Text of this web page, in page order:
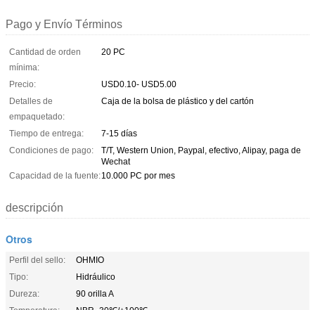
Pago y Envío Términos
Cantidad de orden
mínima:
20 PC
Precio:
USD0.10- USD5.00
Detalles de
empaquetado:
Caja de la bolsa de plástico y del cartón
Tiempo de entrega:
7-15 días
Condiciones de pago:
T/T, Western Union, Paypal, efectivo, Alipay, paga de
Wechat
Capacidad de la fuente:10.000 PC por mes
descripción
Otros
Perfil del sello:
OHMIO
Tipo:
Hidráulico
Dureza:
90 orilla A